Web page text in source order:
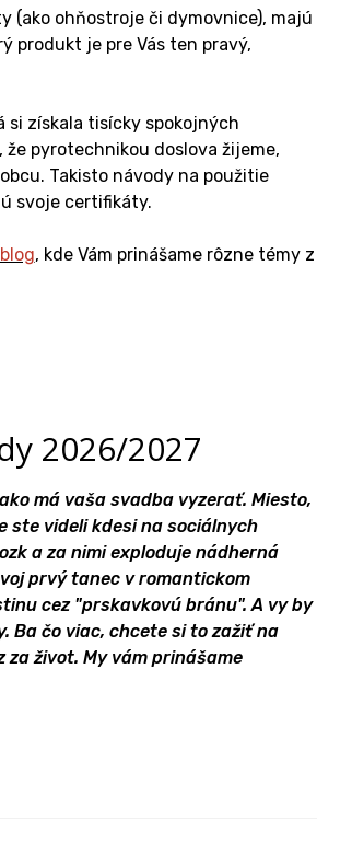
(ako ohňostroje či dymovnice), majú
produkt je pre Vás ten pravý,
si získala tisícky spokojných
pyrotechnikou doslova žijeme,
Takisto návody na použitie
svoje certifikáty.
blog, kde Vám prinášame rôzne témy z
2026/2027
má vaša svadba vyzerať. Miesto,
ste videli kdesi na sociálnych
a za nimi exploduje nádherná
prvý tanec v romantickom
cez "prskavkovú bránu". A vy by
Ba čo viac, chcete si to zažiť na
život. My vám prinášame